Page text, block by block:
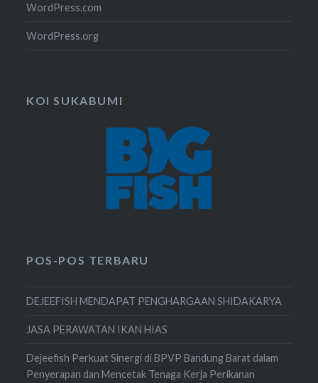
WordPress.com
WordPress.org
KOI SUKABUMI
POS-POS TERBARU
DEJEEFISH MENDAPAT PENGHARGAAN SHIDAKARYA
JASA PERAWATAN IKAN HIAS
Dejeefish Perkuat Sinergi di BPVP Bandung Barat dalam
Penyerapan dan Mencetak Tenaga Kerja Perikanan